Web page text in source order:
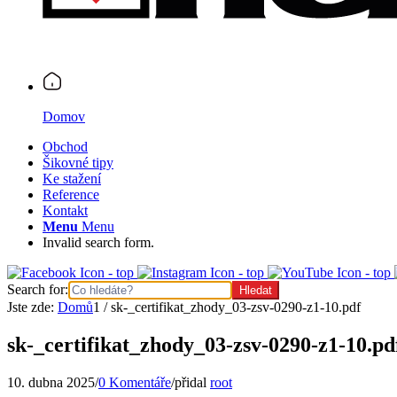
Domov
Obchod
Šikovné tipy
Ke stažení
Reference
Kontakt
Menu Menu
Invalid search form.
Search for:
Jste zde: Domů1 / sk-_certifikat_zhody_03-zsv-0290-z1-10.pdf
sk-_certifikat_zhody_03-zsv-0290-z1-
10. dubna 2025/0 Komentáře/přidal root